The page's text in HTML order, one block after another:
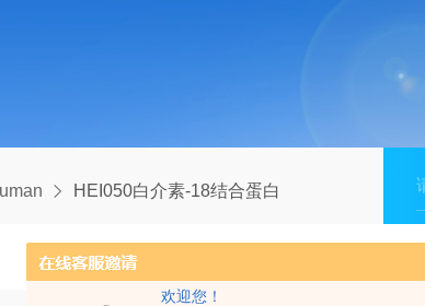
欢迎您！
HEI050白介素-18结合蛋白